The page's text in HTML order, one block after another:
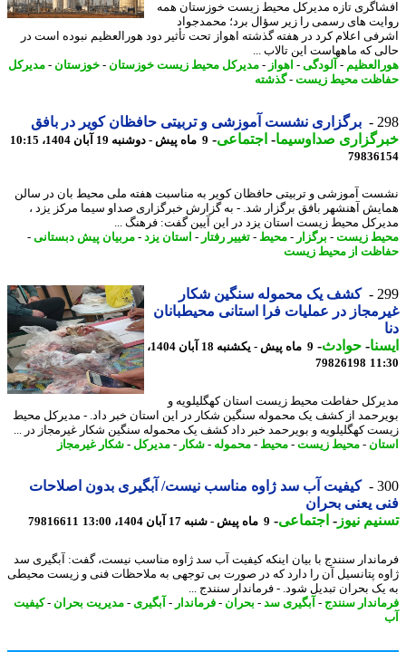
تازه مدیرکل محیط زیست خوزستان همه
های رسمی را زیر سؤال برد؛ محمدجواد
اعلام کرد در هفته گذشته اهواز تحت تأثیر دود هورالعظیم نبوده است در
که ماههاست این تالاب ...
-آلودگی-اهواز -مدیرکل محیط زیست خوزستان-خوزستان-مدیرکل
محیط زیست-گذشته
برگزاری نشست آموزشی و تربیتی حافظان کویر در بافق
صداوسیما-اجتماعی-9 ماه پیش - دوشنبه 19 آبان 1404، 10:15
آموزشی و تربیتی حافظان کویر به مناسبت هفته ملی محیط بان در سالن
آهنشهر بافق برگزار شد. - به گزارش خبرگزاری صداو سیما مرکز یزد ،
محیط زیست استان یزد در این آیین گفت: فرهنگ ...
زیست-برگزار - محیط-تغییر رفتار -استان یزد-مربیان پیش دبستانی-
از محیط زیست
کشف یک محموله سنگین شکار
در عملیات فرا استانی محیطبانان
-حوادث -
9 ماه پیش - یکشنبه 18 آبان 1404،
79826198
حفاطت محیط زیست استان کهگلیلویه و
از کشف یک محموله سنگین شکار در این استان خبر داد. - مدیرکل محیط
کهگلیلویه و بویرحمد خبر داد کشف یک محموله سنگین شکار غیرمجاز در ...
-محیط زیست-محیط-محموله-شکار-مدیرکل-شکار غیرمجاز
کیفیت آب سد ژاوه مناسب نیست/ آبگیری بدون اصلاحات
یعنی بحران
نیوز-اجتماعی-9 ماه پیش - شنبه 17 آبان 1404، 13:00 79816611
سنندج با بیان اینکه کیفیت آب سد ژاوه مناسب نیست، گفت: آبگیری سد
پتانسیل آن را دارد که در صورت بی توجهی به ملاحظات فنی و زیست محیطی
بحران تبدیل شود. - فرماندار سنندج ...
سنندج-آبگیری سد-بحران- فرماندار-آبگیری- مدیریت بحران- کیفیت